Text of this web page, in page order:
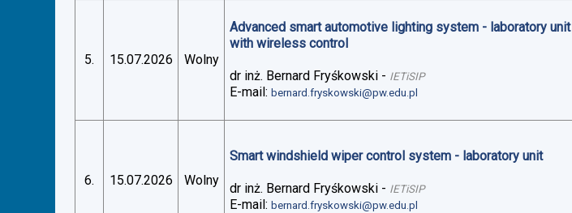
5. 15.07.2026 Wolny
Advanced smart automotive lighting system - laboratory unit
with wireless control
dr inż. Bernard Fryśkowski - IETiSIP
E-mail:bernard.fryskowski@pw.edu.pl
6. 15.07.2026 Wolny
Smart windshield wiper control system - laboratory unit
dr inż. Bernard Fryśkowski - IETiSIP
E-mail:bernard.fryskowski@pw.edu.pl